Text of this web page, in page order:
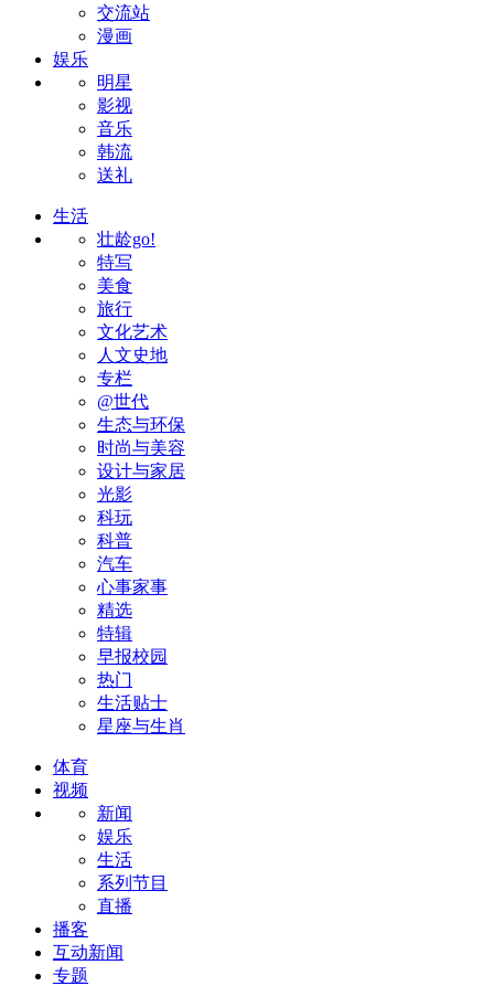
交流站
漫画
娱乐
明星
影视
音乐
韩流
送礼
生活
壮龄go!
特写
美食
旅行
文化艺术
人文史地
专栏
@世代
生态与环保
时尚与美容
设计与家居
光影
科玩
科普
汽车
心事家事
精选
特辑
早报校园
热门
生活贴士
星座与生肖
体育
视频
新闻
娱乐
生活
系列节目
直播
播客
互动新闻
专题